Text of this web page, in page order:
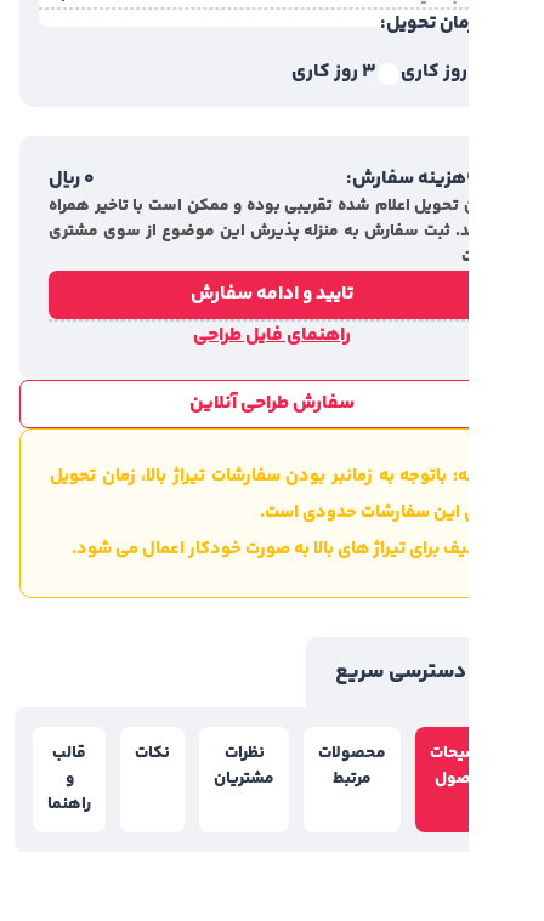
تحویل:
3 روز کاری
هزینه سفارش:
تحویل اعلام شده تقریبی بوده و ممکن است با تاخیر همراه
ثبت سفارش به منزله پذیرش این موضوع از سوی مشتری
تایید و ادامه سفارش
راهنمای فایل طراحی
سفارش طراحی آنلاین
باتوجه به زمانبر بودن سفارشات تیراژ بالا، زمان تحویل
این سفارشات حدودی است.
برای تیراژ های بالا به صورت خودکار اعمال می شود.
سریع
محصولات
مرتبط
نظرات
مشتریان
نکات
قالب